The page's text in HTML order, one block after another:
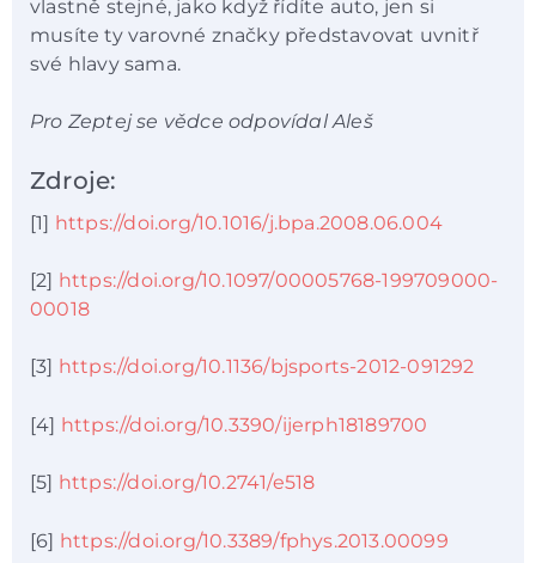
vlastně stejné, jako když řídíte auto, jen si
musíte ty varovné značky představovat uvnitř
své hlavy sama.
Pro Zeptej se vědce odpovídal Aleš
Zdroje:
[1] https://doi.org/10.1016/j.bpa.2008.06.004
[2] https://doi.org/10.1097/00005768-199709000-
00018
[3] https://doi.org/10.1136/bjsports-2012-091292
[4] https://doi.org/10.3390/ijerph18189700
[5] https://doi.org/10.2741/e518
[6] https://doi.org/10.3389/fphys.2013.00099